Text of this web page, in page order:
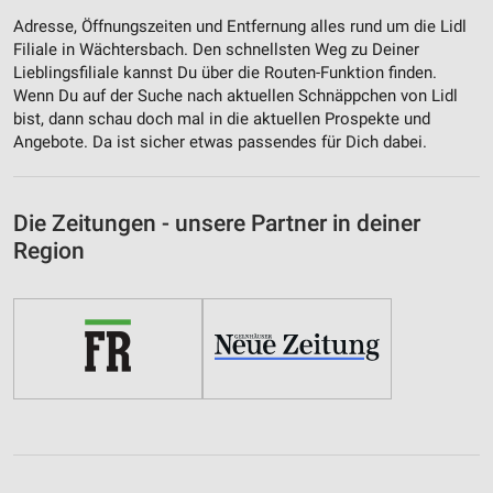
Adresse, Öffnungszeiten und Entfernung alles rund um die Lidl
Filiale in Wächtersbach. Den schnellsten Weg zu Deiner
Lieblingsfiliale kannst Du über die Routen-Funktion finden.
Wenn Du auf der Suche nach aktuellen Schnäppchen von Lidl
bist, dann schau doch mal in die aktuellen Prospekte und
Angebote. Da ist sicher etwas passendes für Dich dabei.
Die Zeitungen - unsere Partner in deiner
Region